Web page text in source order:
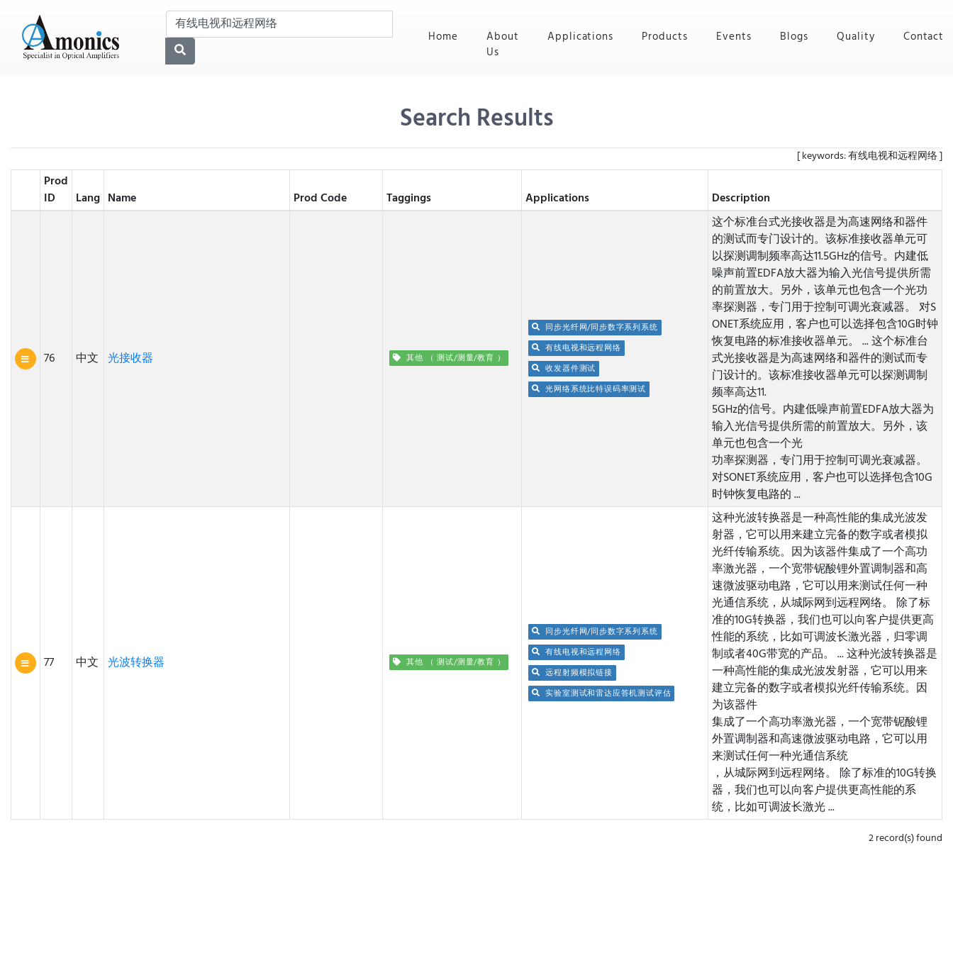
Home (current)
About
Us
Applications Products Events Blogs Quality Contact
Search Results
[ keywords: 有线电视和远程网络 ]
Prod
ID
Lang Name Prod Code Taggings Applications Description
76 中文 光接收器 其他 （ 测试/测量/教育 ）
同步光纤网/同步数字系列系统
有线电视和远程网络
收发器件测试
光网络系统比特误码率测试
这个标准台式光接收器是为高速网络和器件
的测试而专门设计的。该标准接收器单元可
以探测调制频率高达11.5GHz的信号。内建低
噪声前置EDFA放大器为输入光信号提供所需
的前置放大。另外，该单元也包含一个光功
率探测器，专门用于控制可调光衰减器。 对S
ONET系统应用，客户也可以选择包含10G时钟
恢复电路的标准接收器单元。 ...这个标准台
式光接收器是为高速网络和器件的测试而专
门设计的。该标准接收器单元可以探测调制
频率高达11.
5GHz的信号。内建低噪声前置EDFA放大器为
输入光信号提供所需的前置放大。另外，该
单元也包含一个光
功率探测器，专门用于控制可调光衰减器。
对SONET系统应用，客户也可以选择包含10G
时钟恢复电路的 ...
77 中文 光波转换器 其他 （ 测试/测量/教育 ）
同步光纤网/同步数字系列系统
有线电视和远程网络
远程射频模拟链接
实验室测试和雷达应答机测试评估
这种光波转换器是一种高性能的集成光波发
射器，它可以用来建立完备的数字或者模拟
光纤传输系统。因为该器件集成了一个高功
率激光器，一个宽带铌酸锂外置调制器和高
速微波驱动电路，它可以用来测试任何一种
光通信系统，从城际网到远程网络。 除了标
准的10G转换器，我们也可以向客户提供更高
性能的系统，比如可调波长激光器，归零调
制或者40G带宽的产品。 ...这种光波转换器是
一种高性能的集成光波发射器，它可以用来
建立完备的数字或者模拟光纤传输系统。因
为该器件
集成了一个高功率激光器，一个宽带铌酸锂
外置调制器和高速微波驱动电路，它可以用
来测试任何一种光通信系统
，从城际网到远程网络。 除了标准的10G转换
器，我们也可以向客户提供更高性能的系
统，比如可调波长激光 ...
2 record(s) found